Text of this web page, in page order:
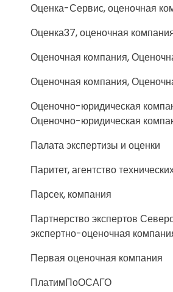
Оценка-Сервис, оценочная
Оценка37, оценочная
Оценочная компания,
Оценочная компания,
Оценочно-юридическая
Оценочно-юридическая
Палата экспертизы и оценки
Паритет, агентство
Парсек, компания
Партнерство экспертов
экспертно-оценочная
Первая оценочная компания
ПлатимПоОСАГО